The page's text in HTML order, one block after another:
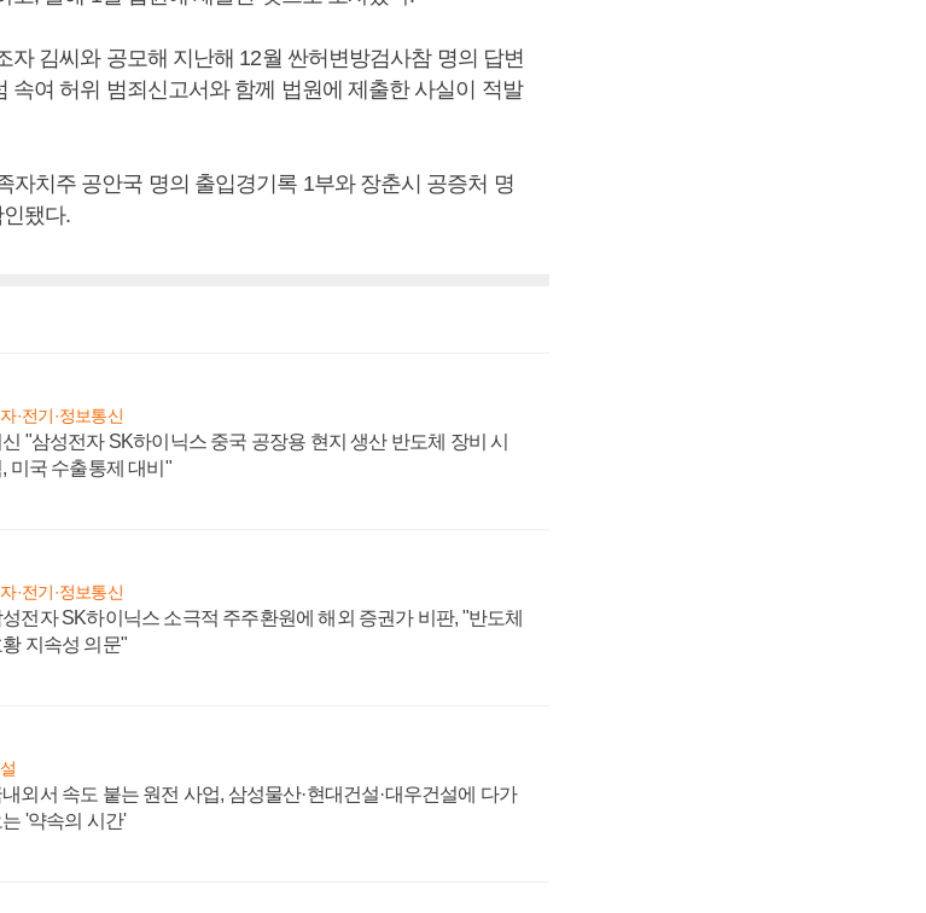
자 김씨와 공모해 지난해 12월 싼허변방검사참 명의 답변
속여 허위 범죄신고서와 함께 법원에 제출한 사실이 적발
자치주 공안국 명의 출입경기록 1부와 장춘시 공증처 명
됐다.
·전기·정보통신
"삼성전자 SK하이닉스 중국 공장용 현지 생산 반도체 장비 시
미국 수출통제 대비"
·전기·정보통신
전자 SK하이닉스 소극적 주주환원에 해외 증권가 비판, "반도체
황 지속성 의문"
외서 속도 붙는 원전 사업, 삼성물산·현대건설·대우건설에 다가
는 '약속의 시간'